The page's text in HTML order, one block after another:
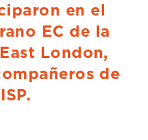
en el
EC de la
London,
de